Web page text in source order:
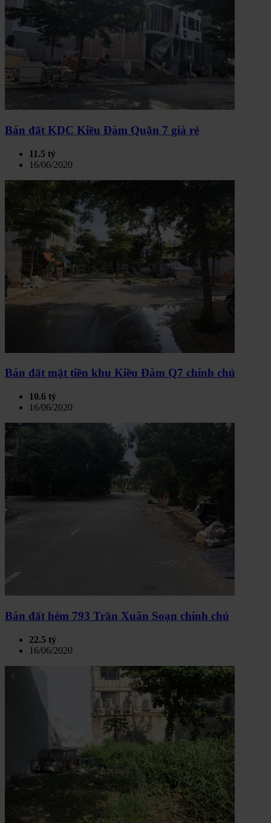
Bán đất KDC Kiều Đàm Quận 7 giá rẻ
11.5 tỷ
16/06/2020
Bán đất mặt tiền khu Kiều Đàm Q7 chính chủ
10.6 tỷ
16/06/2020
Bán đất hẻm 793 Trần Xuân Soạn chính chủ
22.5 tỷ
16/06/2020